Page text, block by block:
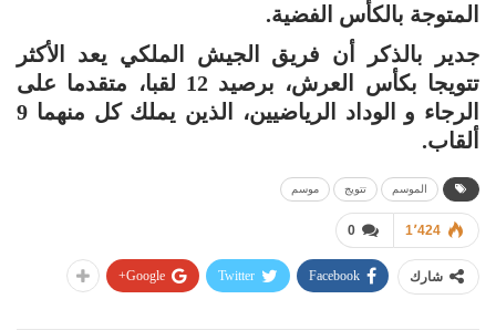
المتوجة بالكأس الفضية.
جدير بالذكر أن فريق الجيش الملكي يعد الأكثر
تتويجا بكأس العرش، برصيد 12 لقبا، متقدما على
الرجاء و الوداد الرياضيين، الذين يملك كل منهما 9
ألقاب.
الموسم تتويج موسم
0 1٬424
شارك Facebook
Twitter
Google+